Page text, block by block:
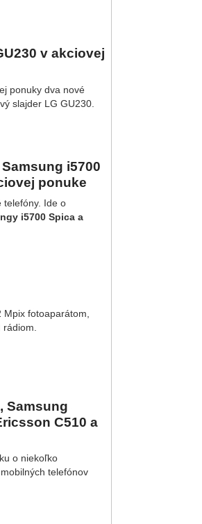
v akciovej
ponuky dva nové
slajder LG GU230.
i5700
ponuke
telefóny. Ide o
i5700 Spica a
fotoaparátom,
Samsung
C510 a
o niekoľko
telefónov